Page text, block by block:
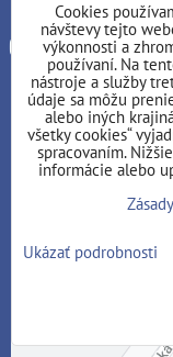
Instagram
MAPA
ul. Školská 234/8,
(budova Gymnázia)
Cookies
návštevy tejto
výkonnosti a
používaní. Na
nástroje a služby
údaje sa môžu
alebo iných
všetky cookies“
spracovaním.
informácie alebo
Ukázať podrobnosti